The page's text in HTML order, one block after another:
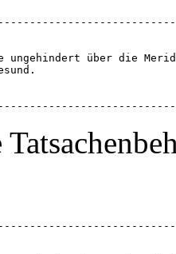
ungehindert über die